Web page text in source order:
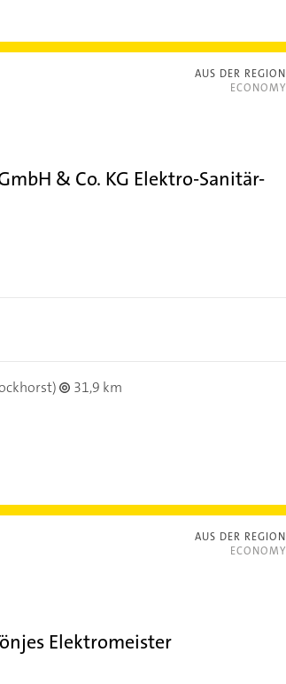
AUS DER REGION
ECONOMY
& Co. KG Elektro-Sanitär-
31,9 km
AUS DER REGION
ECONOMY
Elektromeister